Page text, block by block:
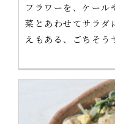
フラワーを、ケール
菜とあわせてサラダ
えもある、ごちそう